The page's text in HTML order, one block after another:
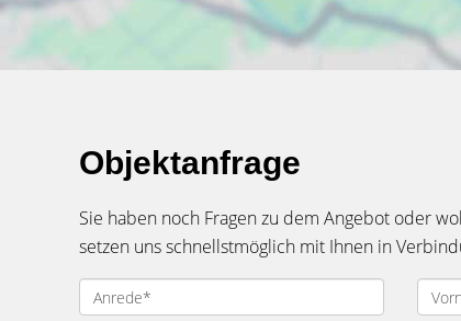
Objektanfrage
Sie haben noch Fragen zu dem Angebot oder
setzen uns schnellstmöglich mit Ihnen in